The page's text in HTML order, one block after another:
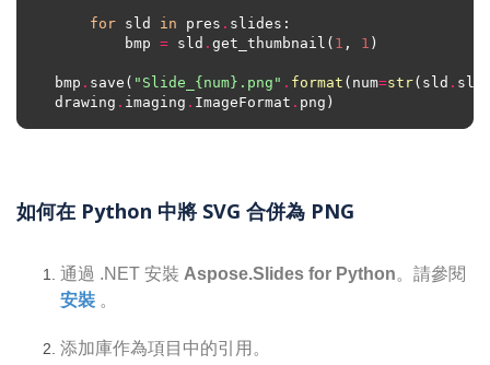
for sld in pres .
        bmp
= sld . get_thumbnail( 1 , 1
bmp . save( "Slide_ {num} .png" . format (num=str(sld .
drawing . imaging . ImageFormat .
如何在 Python 中將 SVG 合併為 PNG
通過 .NET 安裝 Aspose.Slides for Python。請參閱
安裝 。
添加庫作為項目中的引用。